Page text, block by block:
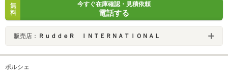
無
料
今すぐ在庫確認・見積依頼
電話する
販売店： ＲｕｄｄｅＲ ＩＮＴＥＲＮＡＴＩＯＮＡＬ
ポルシェ